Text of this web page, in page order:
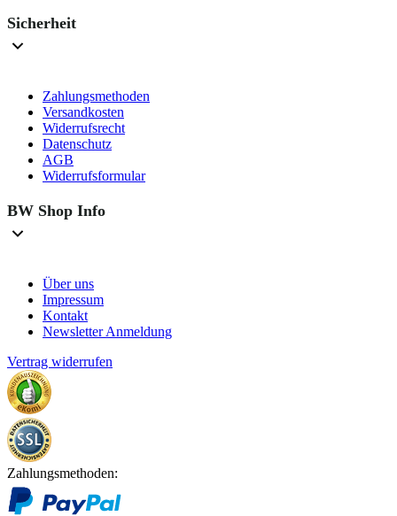
Sicherheit
Zahlungsmethoden
Versandkosten
Widerrufsrecht
Datenschutz
AGB
Widerrufsformular
BW Shop Info
Über uns
Impressum
Kontakt
Newsletter Anmeldung
Vertrag widerrufen
Zahlungsmethoden: